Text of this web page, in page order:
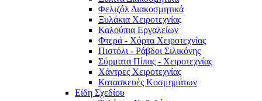
Φελιζόλ Διακοσμητικά
Ξυλάκια Χειροτεχνίας
Καλούπια Εργαλείων
Φτερά - Χόρτα Xειροτεχνίας
Πιστόλι - Ράβδοι Σιλικόνης
Σύρματα Πίπας - Χειροτεχνίας
Χάντρες Χειροτεχνίας
Κατασκευές Κοσμημάτων
Είδη Σχεδίου